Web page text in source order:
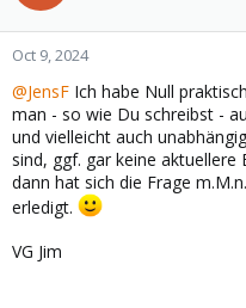
Oct 9, 2024
@JensF Ich habe Null
man - so wie Du schreibst -
und vielleicht auch
sind, ggf. gar keine aktuellere
dann hat sich die Frage
erledigt.
VG Jim